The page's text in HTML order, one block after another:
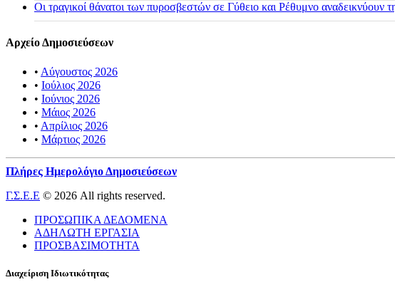
Οι τραγικοί θάνατοι των πυροσβεστών σε Γύθειο και Ρέθυμνο αναδεικνύουν
Αρχείο Δημοσιεύσεων
• Αύγουστος 2026
• Ιούλιος 2026
• Ιούνιος 2026
• Μάιος 2026
• Απρίλιος 2026
• Μάρτιος 2026
Πλήρες Ημερολόγιο Δημοσιεύσεων
Γ.Σ.Ε.Ε © 2026 All rights reserved.
ΠΡΟΣΩΠΙΚΑ ΔΕΔΟΜΕΝΑ
ΑΔΗΛΩΤΗ ΕΡΓΑΣΙΑ
ΠΡΟΣΒΑΣΙΜΟΤΗΤΑ
Διαχείριση Ιδιωτικότητας